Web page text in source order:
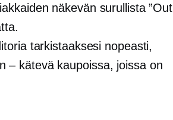
näkevän surullista ”Out
tarkistaaksesi nopeasti,
– kätevä kaupoissa, joissa on